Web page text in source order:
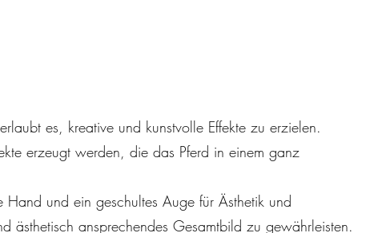
es, kreative und kunstvolle Effekte zu erzielen.
erzeugt werden, die das Pferd in einem ganz
und ein geschultes Auge für Ästhetik und
ästhetisch ansprechendes Gesamtbild zu gewährleisten.